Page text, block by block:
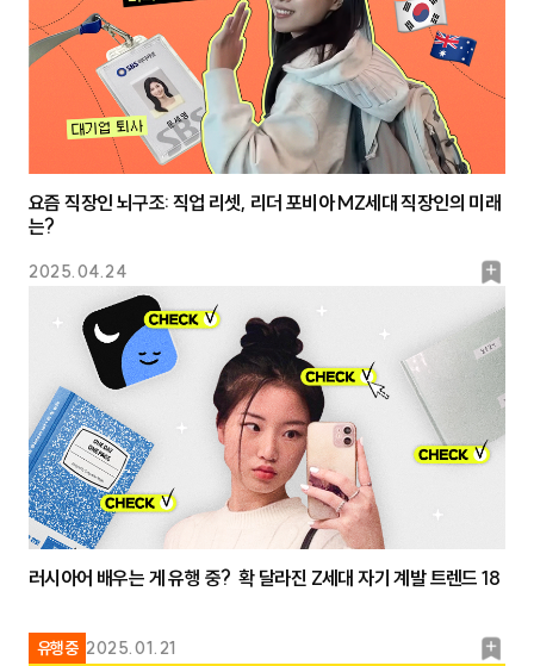
2025.04.24
북
마
크
요즘 직장인 뇌구조: 직업 리셋, 리더 포비아 MZ세대 직장인의 미래
는?
유행중 2025.01.21
북
러시아어 배우는 게 유행 중? 확 달라진 Z세대 자기 계발 트렌드 18